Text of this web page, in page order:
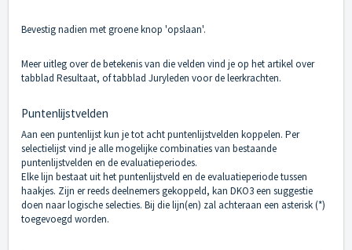
Bevestig nadien met groene knop 'opslaan'.
Meer uitleg over de betekenis van die velden vind je op het artikel over
tabblad Resultaat, of tabblad Juryleden voor de leerkrachten.
Puntenlijstvelden
Aan een puntenlijst kun je tot acht puntenlijstvelden koppelen. Per
selectielijst vind je alle mogelijke combinaties van bestaande
puntenlijstvelden en de evaluatieperiodes.
Elke lijn bestaat uit het puntenlijstveld en de evaluatieperiode tussen
haakjes. Zijn er reeds deelnemers gekoppeld, kan DKO3 een suggestie
doen naar logische selecties. Bij die lijn(en) zal achteraan een asterisk (*)
toegevoegd worden.